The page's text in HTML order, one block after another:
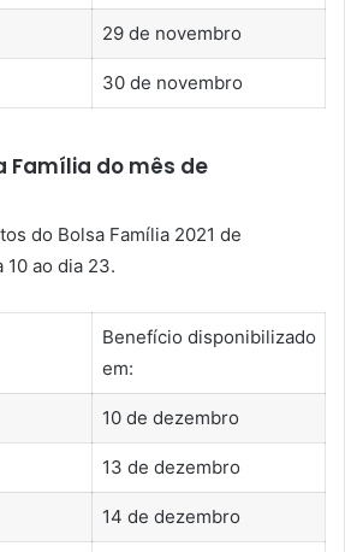
29 de novembro
30 de novembro
Família do mês de
do Bolsa Família 2021 de
ao dia 23.
Benefício disponibilizado
em:
10 de dezembro
13 de dezembro
14 de dezembro